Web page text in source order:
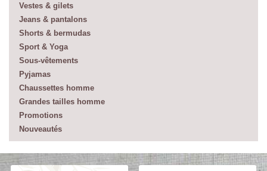
Vestes & gilets
Jeans & pantalons
Shorts & bermudas
Sport & Yoga
Sous-vêtements
Pyjamas
Chaussettes homme
Grandes tailles homme
Promotions
Nouveautés